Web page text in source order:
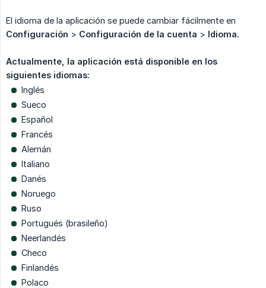
El idioma de la aplicación se puede cambiar fácilmente en
Configuración > Configuración de la cuenta > Idioma.
Actualmente, la aplicación está disponible en los
siguientes idiomas:
Inglés
Sueco
Español
Francés
Alemán
Italiano
Danés
Noruego
Ruso
Portugués (brasileño)
Neerlandés
Checo
Finlandés
Polaco